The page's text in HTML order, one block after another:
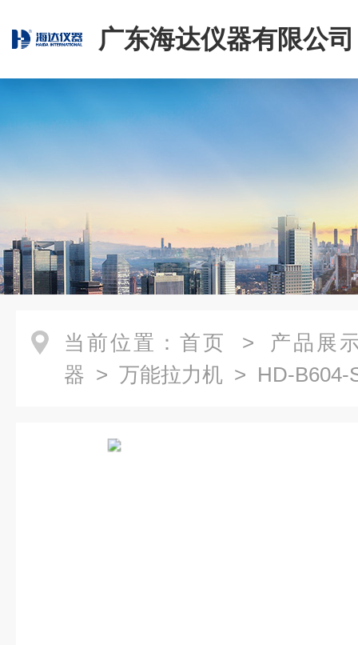
广东海达仪器有限公司
当前位置： 首页 > 产品展
器 > 万能拉力机 > HD-B604-